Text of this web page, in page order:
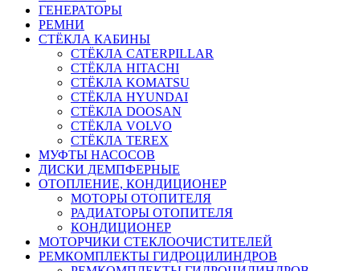
ГЕНЕРАТОРЫ
РЕМНИ
СТЁКЛА КАБИНЫ
СТЁКЛА CATERPILLAR
СТЁКЛА HITACHI
СТЁКЛА KOMATSU
СТЁКЛА HYUNDAI
СТЁКЛА DOOSAN
СТЁКЛА VOLVO
СТЁКЛА TEREX
МУФТЫ НАСОСОВ
ДИСКИ ДЕМПФЕРНЫЕ
ОТОПЛЕНИЕ, КОНДИЦИОНЕР
МОТОРЫ ОТОПИТЕЛЯ
РАДИАТОРЫ ОТОПИТЕЛЯ
КОНДИЦИОНЕР
МОТОРЧИКИ СТЕКЛООЧИСТИТЕЛЕЙ
РЕМКОМПЛЕКТЫ ГИДРОЦИЛИНДРОВ